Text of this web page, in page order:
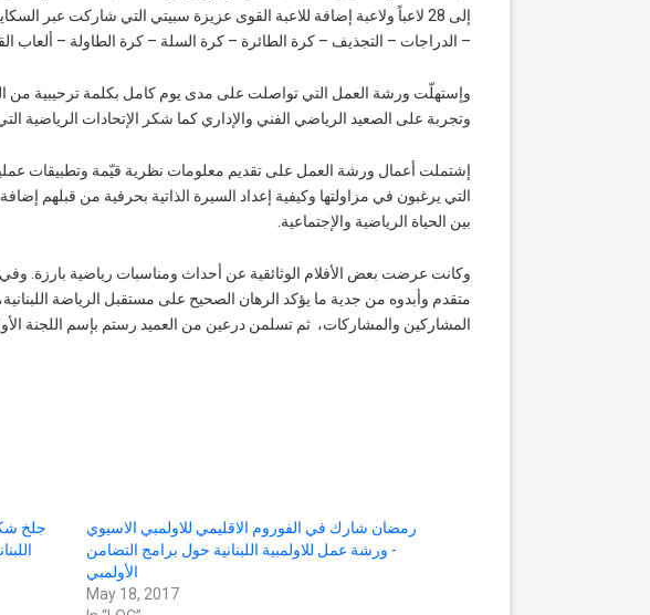
– الدراجات – التجذيف – كرة الطائرة – كرة السلة – كرة الطاولة – ألعاب
وإستهلّت ورشة العمل التي تواصلت على مدى يوم كامل بكلمة ترحيبية من
وتجربة على الصعيد الرياضي الفني والإداري كما شكر الإتحادات الرياضية
إشتملت أعمال ورشة العمل على تقديم معلومات نظرية قيّمة وتطبيقات
التي يرغبون في مزاولتها وكيفية إعداد السيرة الذاتية بحرفية من قبلهم
بين الحياة الرياضية والإجتماعية.
وكانت عرضت بعض الأفلام الوثائقية عن أحداث ومناسبات رياضية بارزة. وفي
متقدم وأبدوه من جدية ما يؤكد الرهان الصحيح على مستقبل الرياضة
المشاركين والمشاركات، ثم تسلمن درعين من العميد رستم بإسم اللجنة
جلخ
رمضان شارك في الفوروم الاقليمي للاولمبي الاسيوي
- ورشة عمل للاولمبية اللبنانية حول برامج التضامن
الأولمبي
May 18, 2017